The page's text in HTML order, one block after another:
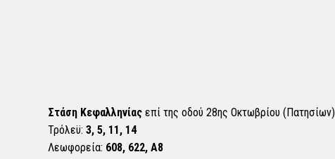
Στάση Κεφαλληνίας επί της οδού 28ης Οκτωβρίου (Πατησίων)
Τρόλεϋ: 3, 5, 11, 14
Λεωφορεία: 608, 622, Α8